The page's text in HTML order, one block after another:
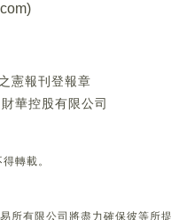
)
憲報刊登報章
華控股有限公司
轉載。
所有限公司將盡力確保彼等所